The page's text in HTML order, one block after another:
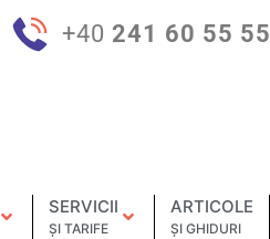
+40 241 60 55 55
SERVICII
ȘI TARIFE
ARTICOLE
ȘI GHIDURI